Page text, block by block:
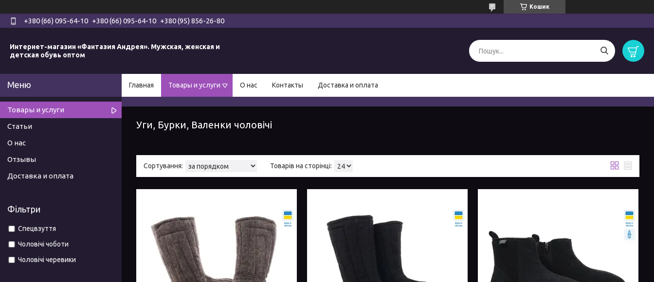
Кошик
+380 (66) 095-64-10 +380 (66) 095-64-10 +380 (95) 856-26-80
Интернет-магазин «Фантазия Андрея». Мужская, женская и
детская обувь оптом
Главная Товары и услуги О нас Контакты Доставка и оплата
Уги, Бурки, Валенки чоловічі
Товары и услуги
Статьи
О нас
Отзывы
Доставка и оплата
Фільтри
Спецвзуття
Чоловічі чоботи
Чоловічі черевики